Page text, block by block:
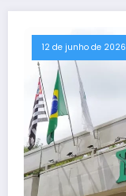
12 de junho de 2026